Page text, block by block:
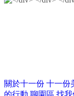
關於十一份 十一份